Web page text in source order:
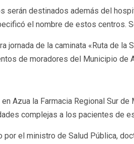
serán destinados además del
el nombre de estos centros.
jornada de la caminata «Ruta de
de moradores del Municipio de
Azua la Farmacia Regional Sur
complejas a los pacientes de
por el ministro de Salud Pública,